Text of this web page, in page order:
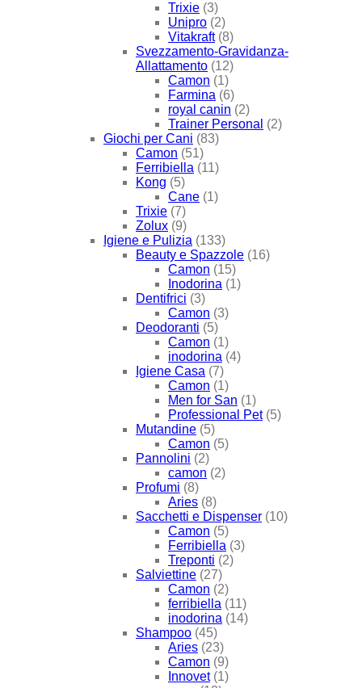
Trixie (3)
Unipro (2)
Vitakraft (8)
Svezzamento-Gravidanza-
Allattamento (12)
Camon (1)
Farmina (6)
royal canin (2)
Trainer Personal (2)
Giochi per Cani (83)
Camon (51)
Ferribiella (11)
Kong (5)
Cane (1)
Trixie (7)
Zolux (9)
Igiene e Pulizia (133)
Beauty e Spazzole (16)
Camon (15)
Inodorina (1)
Dentifrici (3)
Camon (3)
Deodoranti (5)
Camon (1)
inodorina (4)
Igiene Casa (7)
Camon (1)
Men for San (1)
Professional Pet (5)
Mutandine (5)
Camon (5)
Pannolini (2)
camon (2)
Profumi (8)
Aries (8)
Sacchetti e Dispenser (10)
Camon (5)
Ferribiella (3)
Treponti (2)
Salviettine (27)
Camon (2)
ferribiella (11)
inodorina (14)
Shampoo (45)
Aries (23)
Camon (9)
Innovet (1)